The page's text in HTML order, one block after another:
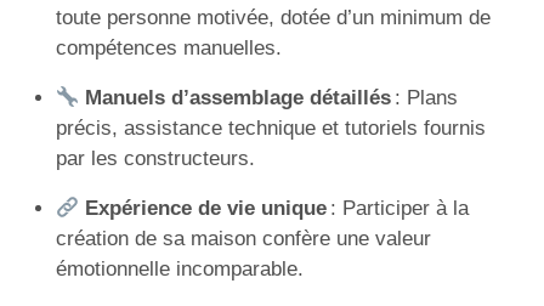
toute personne motivée, dotée d’un minimum de
compétences manuelles.
Manuels d’assemblage détaillés: Plans
précis, assistance technique et tutoriels fournis
par les constructeurs.
Expérience de vie unique: Participer à la
création de sa maison confère une valeur
émotionnelle incomparable.